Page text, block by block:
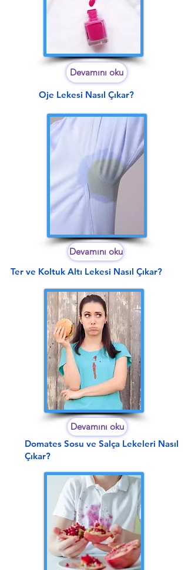
Devamını oku
Oje Lekesi Nasıl Çıkar?
Devamını oku
Ter ve Koltuk Altı Lekesi Nasıl Çıkar?
Devamını oku
Domates Sosu ve Salça Lekeleri Nasıl
Çıkar?